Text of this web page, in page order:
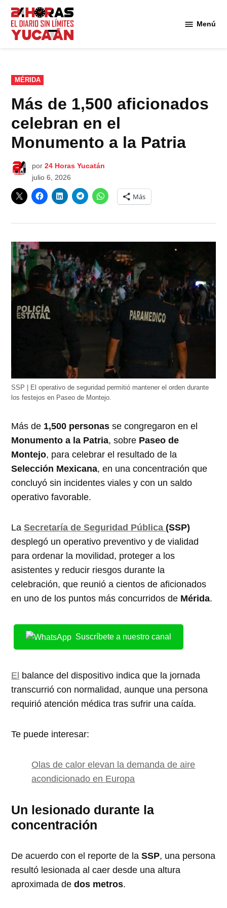
Saltar
contenido
Menú
PUBLICADO
EN
MÉRIDA
Más de 1,500 aficionados
celebran en el
Monumento a la Patria
por 24 Horas Yucatán
julio 6, 2026
Más
SSP | El operativo de seguridad permitió mantener el orden durante
los festejos en Paseo de Montejo.
Más de 1,500 personas se congregaron en el
Monumento a la Patria, sobre Paseo de
Montejo, para celebrar el resultado de la
Selección Mexicana, en una concentración que
concluyó sin incidentes viales y con un saldo
operativo favorable.
LaSecretaría de Seguridad Pública (SSP)
desplegó un operativo preventivo y de vialidad
para ordenar la movilidad, proteger a los
asistentes y reducir riesgos durante la
celebración, que reunió a cientos de aficionados
en uno de los puntos más concurridos de Mérida.
Suscríbete a nuestro canal
El balance del dispositivo indica que la jornada
transcurrió con normalidad, aunque una persona
requirió atención médica tras sufrir una caída.
Te puede interesar:
Olas de calor elevan la demanda de aire
acondicionado en Europa
Un lesionado durante la
concentración
De acuerdo con el reporte de laSSP, una persona
resultó lesionada al caer desde una altura
aproximada dedos metros.